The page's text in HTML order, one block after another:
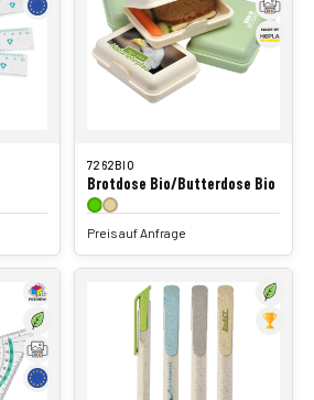
7262BIO
Brotdose Bio/Butterdose Bio
Preis auf Anfrage